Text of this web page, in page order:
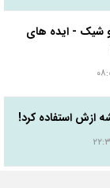
شیک - ایده های
استفاده کرد!